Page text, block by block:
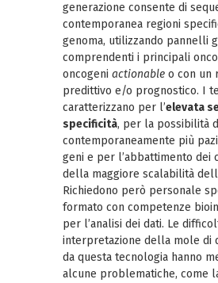
generazione consente di
contemporanea regioni
genoma, utilizzando pannelli
comprendenti i principali
oncogeni actionable o con un
predittivo e/o prognostico. I
caratterizzano per l’elevata
specificità, per la possibilità
contemporaneamente più
geni e per l’abbattimento dei
della maggiore scalabilità
Richiedono però personale
formato con competenze
per l’analisi dei dati. Le
interpretazione della mole di
da questa tecnologia hanno
alcune problematiche, come